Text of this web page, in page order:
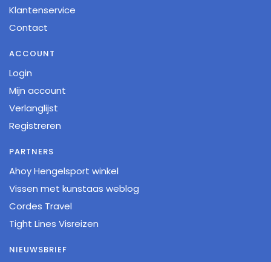
Klantenservice
Contact
ACCOUNT
Login
Mijn account
Verlanglijst
Registreren
PARTNERS
Ahoy Hengelsport winkel
Vissen met kunstaas weblog
Cordes Travel
Tight Lines Visreizen
NIEUWSBRIEF